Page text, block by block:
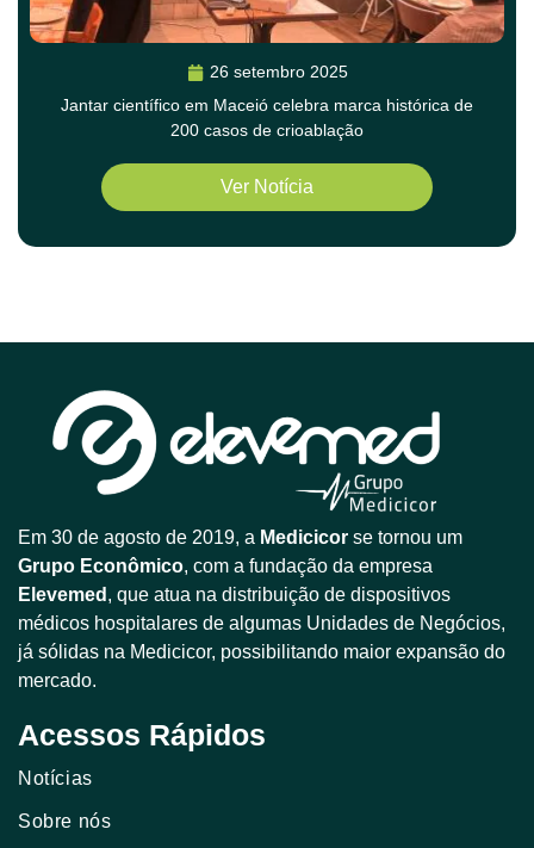
26 setembro 2025
Jantar científico em Maceió celebra marca histórica de
200 casos de crioablação
Ver Notícia
Em 30 de agosto de 2019, a Medicicor se tornou um
Grupo Econômico, com a fundação da empresa
Elevemed , que atua na distribuição de dispositivos
médicos hospitalares de algumas Unidades de Negócios,
já sólidas na Medicicor, possibilitando maior expansão do
mercado.
Acessos Rápidos
Notícias
Sobre nós